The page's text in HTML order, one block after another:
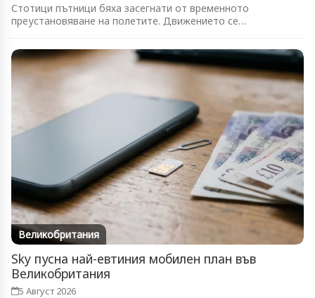
Стотици пътници бяха засегнати от временното
преустановяване на полетите. Движението се
Великобритания
Sky пусна най-евтиния мобилен план във
Великобритания
5 Август 2026